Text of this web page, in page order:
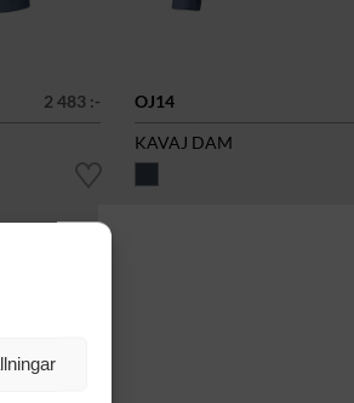
2 483 :-
OJ14
KAVAJ DAM